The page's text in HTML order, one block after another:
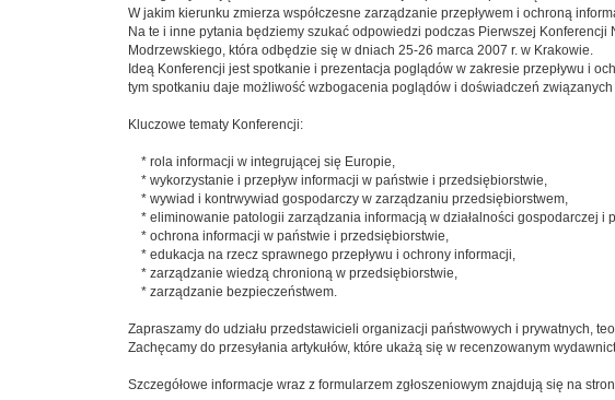
W jakim kierunku zmierza współczesne zarządzanie przepływem i ochroną
Na te i inne pytania będziemy szukać odpowiedzi podczas Pierwszej
Modrzewskiego, która odbędzie się w dniach 25-26 marca 2007 r. w Krakowie.
Ideą Konferencji jest spotkanie i prezentacja poglądów w zakresie przepływu i
tym spotkaniu daje możliwość wzbogacenia poglądów i doświadczeń
Kluczowe tematy Konferencji:
* rola informacji w integrującej się Europie,
* wykorzystanie i przepływ informacji w państwie i przedsiębiorstwie,
* wywiad i kontrwywiad gospodarczy w zarządzaniu przedsiębiorstwem,
* eliminowanie patologii zarządzania informacją w działalności gospodarczej i
* ochrona informacji w państwie i przedsiębiorstwie,
* edukacja na rzecz sprawnego przepływu i ochrony informacji,
* zarządzanie wiedzą chronioną w przedsiębiorstwie,
* zarządzanie bezpieczeństwem.
Zapraszamy do udziału przedstawicieli organizacji państwowych i prywatnych,
Zachęcamy do przesyłania artykułów, które ukażą się w recenzowanym
Szczegółowe informacje wraz z formularzem zgłoszeniowym znajdują się na